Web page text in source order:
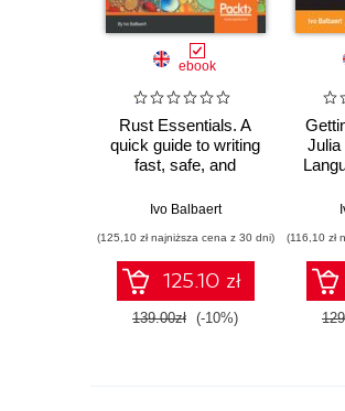
ebook
Rust Essentials. A
quick guide to writing
fast, safe, and
and applications -
Ivo Balbaert
(125,10 zł najniższa cena z 30 dni)
125.10 zł
139.00zł (-10%)
Julia
(116,10 zł